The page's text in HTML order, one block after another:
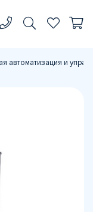
автоматизация и